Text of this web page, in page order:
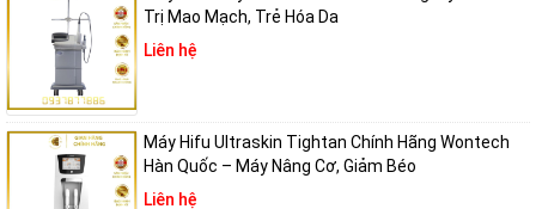
Làm sáng và đều màu da
Sử dụng bước sóng 1940nm với khả năng tác động nông, Frax Pro
loại bỏ nhanh chóng các tổn thương sắc tố nhẹ đến trung bình như:
Nám và tàn nhang do nắng hoặc nội tiết
Trị Mao Mạch, Trẻ Hóa Da
Liên hệ
Máy Hifu Ultraskin Tightan Chính Hãng Wontech
Hàn Quốc – Máy Nâng Cơ, Giảm Béo
Liên hệ